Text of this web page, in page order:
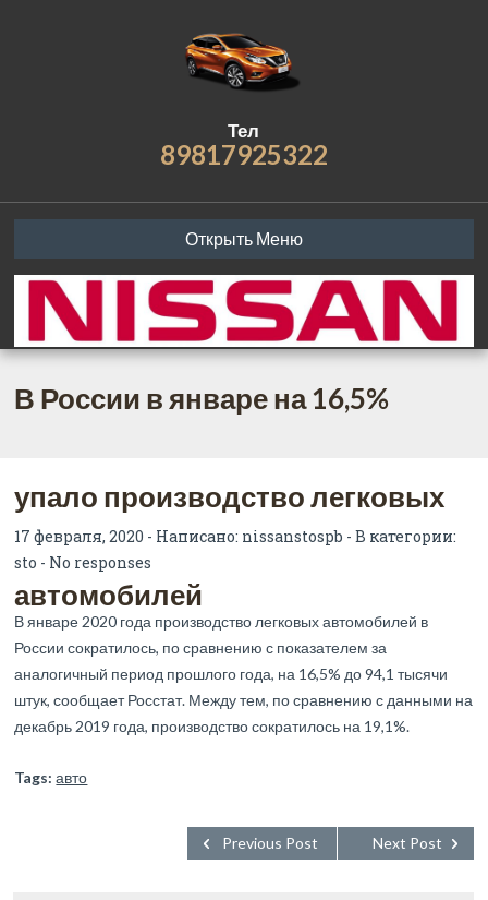
Тел
89817925322
Открыть Меню
В России в январе на 16,5%
упало производство легковых
автомобилей
17 февраля, 2020 - Написано: nissanstospb - В категории:
sto - No responses
В январе 2020 года производство легковых автомобилей в
России сократилось, по сравнению с показателем за
аналогичный период прошлого года, на 16,5% до 94,1 тысячи
штук, сообщает Росстат. Между тем, по сравнению с данными на
декабрь 2019 года, производство сократилось на 19,1%.
Tags: авто
Next Post
Previous Post